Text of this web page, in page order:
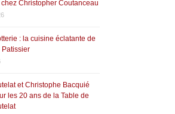
Christopher Coutanceau
: la cuisine éclatante de
Patissier
et Christophe Bacquié
les 20 ans de la Table de